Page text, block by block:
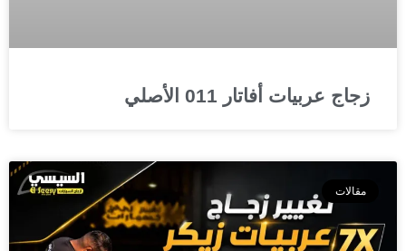
زجاج عربيات أفاتار 011 الأصلي
مقالات